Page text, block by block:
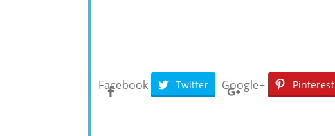
Facebook Twitter Google+ Pinterest